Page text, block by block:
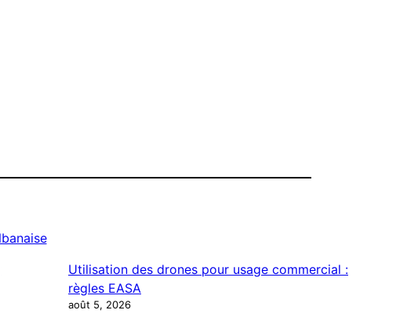
Utilisation des drones pour usage commercial :
règles EASA
août 5, 2026